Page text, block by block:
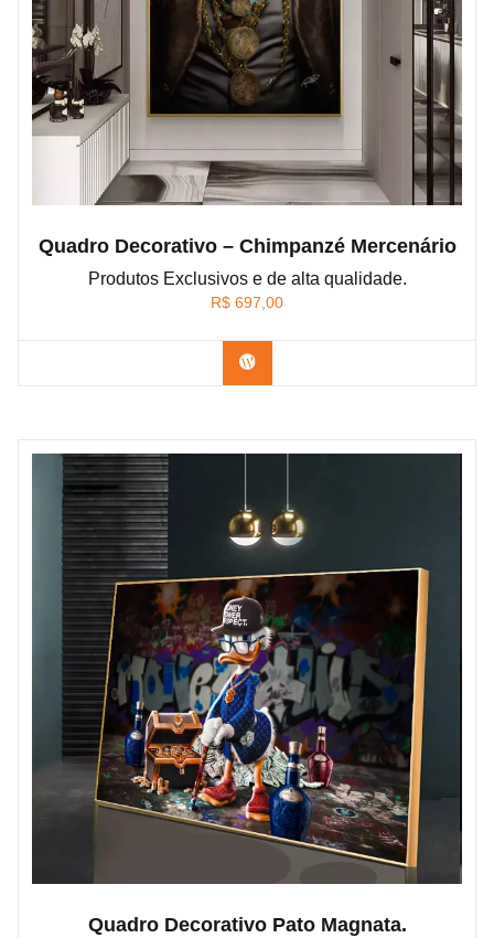
Quadro Decorativo – Chimpanzé Mercenário
Produtos Exclusivos e de alta qualidade.
R$ 697,00
Confira os modelos
Quadro Decorativo Pato Magnata.